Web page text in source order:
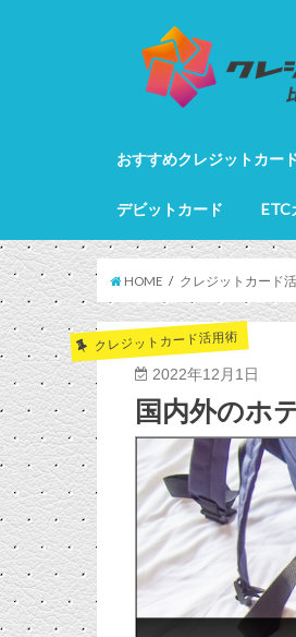
おすすめクレジットカー
クレジットカード全カードランキ
クレジットカードランキング
ゴールドカードランキング
プラチナカードランキング
ブラックカードランキング
デビットカード
デビットカード比較
デビットカードランキング
ETC
HOME クレジットカード
クレジットカード活用術
2022年12月1日
国内外のホ